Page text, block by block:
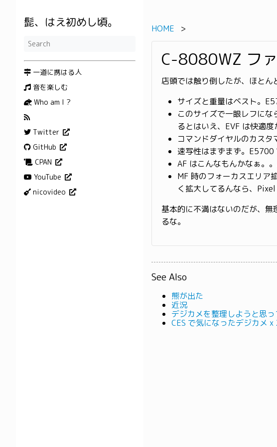
髭、はえ初めし頃。
一道に携はる人
音を楽しむ
Who am I ?
Twitter
GitHub
CPAN
YouTube
nicovideo
HOME
C-8080WZ フ
店頭では触り倒したが、ほとん
サイズと重量はベスト。
このサイズで一眼レフに
るとはいえ、EVF は快適度
コマンドダイヤルのカスタ
速写性はまずまず。E5700
AF はこんなもんかなぁ。
MF 時のフォーカスエリア
く拡大してるんなら、
基本的に不満はないのだが、無
るな。
See Also
熊が出た
近況
デジカメを整理しようと思っ
CES で気になったデジカメ x